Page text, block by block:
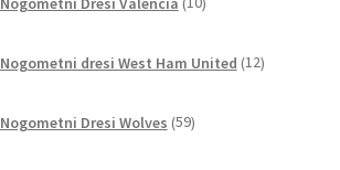
izdelkov
Nogometni dresi West Ham United 12izdelkov
Nogometni Dresi Wolves 59izdelkov